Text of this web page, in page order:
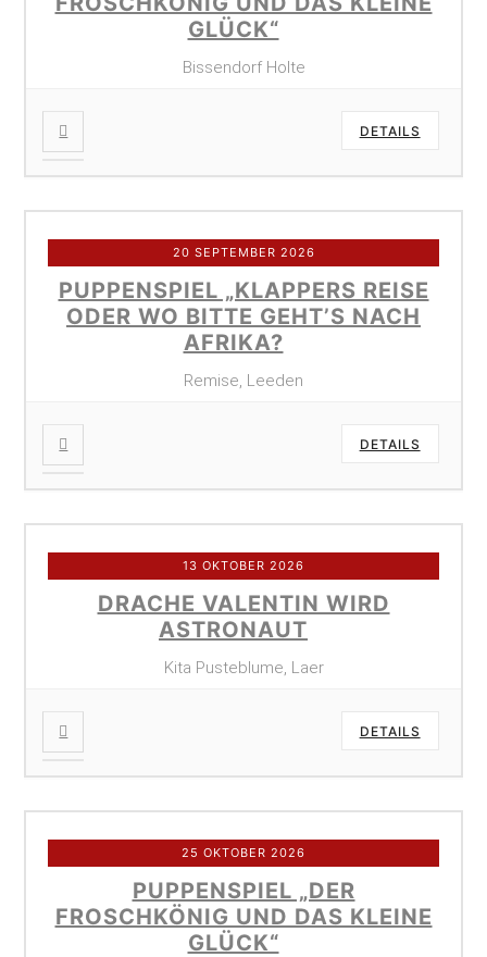
GLÜCK“
Bissendorf Holte
DETAILS
20 SEPTEMBER 2026
PUPPENSPIEL „KLAPPERS REISE
ODER WO BITTE GEHT’S NACH
AFRIKA?
Remise, Leeden
DETAILS
13 OKTOBER 2026
DRACHE VALENTIN WIRD
ASTRONAUT
Kita Pusteblume, Laer
DETAILS
25 OKTOBER 2026
PUPPENSPIEL „DER
FROSCHKÖNIG UND DAS KLEINE
GLÜCK“